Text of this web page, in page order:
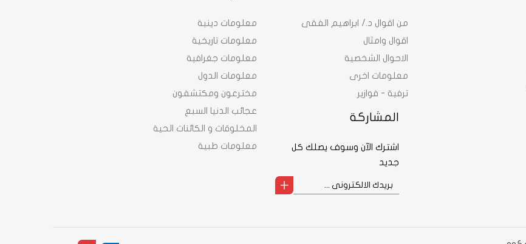
معلومات دينية
معلومات تاريخية
معلومات جغرافية
معلومات الدول
مخترعون ومكتشفون
عجائب الدنيا السبع
المخلوقات و الكائنات الحية
معلومات طبية
من اقوال د./ ابراهيم الفقى
اقوال وامثال
الاحوال الشخصية
معلومات اخرى
ترفية - فوازير
المشاركة
اشترك الآن وسوف يصلك كل
جديد